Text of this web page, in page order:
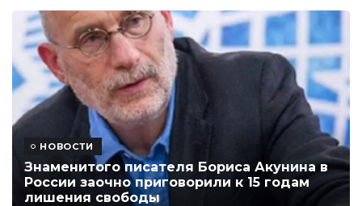
НОВОСТИ
Знаменитого писателя Бориса Акунина в
России заочно приговорили к 15 годам
лишения свободы